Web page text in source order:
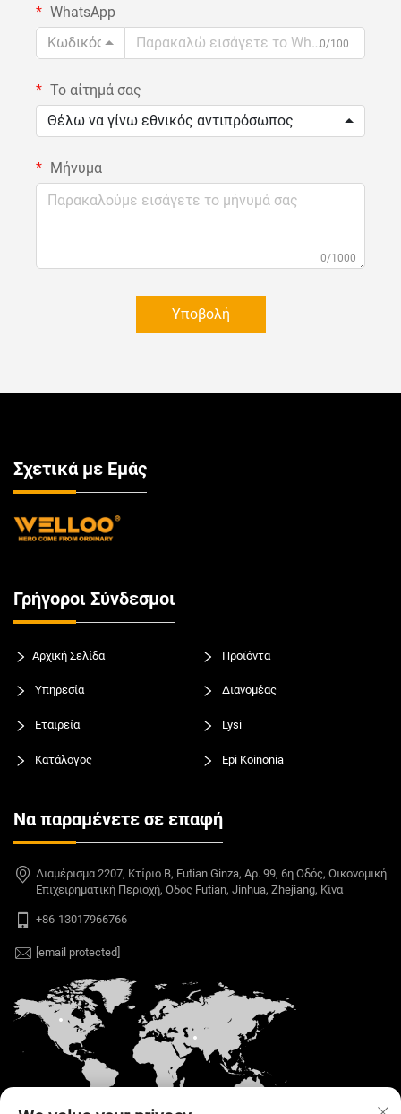
WhatsApp
Κωδικός
0/100
Το αίτημά σας
Θέλω να γίνω εθνικός αντιπρόσωπος
Μήνυμα
0/1000
Υποβολή
Σχετικά με Εμάς
Γρήγοροι Σύνδεσμοι
Αρχική Σελίδα Προϊόντα
Υπηρεσία Διανομέας
Εταιρεία Lysi
Κατάλογος Epi Koinonia
Να παραμένετε σε επαφή
Διαμέρισμα 2207, Κτίριο B, Futian Ginza, Αρ. 99, 6η Οδός, Οικονομική
Επιχειρηματική Περιοχή, Οδός Futian, Jinhua, Zhejiang, Κίνα
+86-13017966766
[email protected]